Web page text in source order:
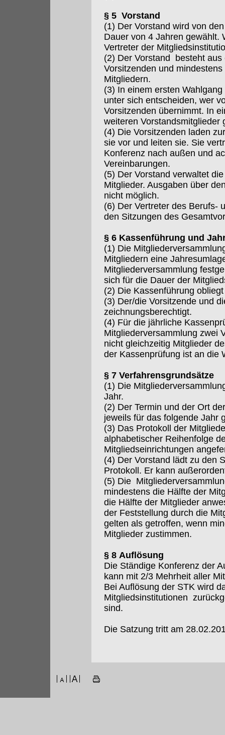
§ 5 Vorstand
(1) Der Vorstand wird von
Dauer von 4 Jahren gewählt.
Vertreter der
(2) Der Vorstand besteht
Vorsitzenden und
Mitgliedern.
(3) In einem ersten
unter sich entscheiden, wer
Vorsitzenden übernimmt. In
weiteren Vorstandsmitglieder
(4) Die Vorsitzenden laden
sie vor und leiten sie. Sie
Konferenz nach außen und
Vereinbarungen.
(5) Der Vorstand verwaltet
Mitglieder. Ausgaben über
nicht möglich.
(6) Der Vertreter des Berufs-
den Sitzungen des
§ 6 Kassenführung und
(1) Die
Mitgliedern eine
Mitgliederversammlung
sich für die Dauer der
(2) Die Kassenführung
(3) Der/die Vorsitzende und
zeichnungsberechtigt.
(4) Für die jährliche
Mitgliederversammlung zwei
nicht gleichzeitig Mitglieder
der Kassenprüfung ist an die
§ 7 Verfahrensgrundsätze
(1) Die
Jahr.
(2) Der Termin und der Ort
jeweils für das folgende Jahr
(3) Das Protokoll der
alphabetischer Reihenfolge
Mitgliedseinrichtungen
(4) Der Vorstand lädt zu den
Protokoll. Er kann
(5) Die
mindestens die Hälfte der
die Hälfte der Mitglieder
der Feststellung durch die
gelten als getroffen, wenn
Mitglieder zustimmen.
§ 8 Auflösung
Die Ständige Konferenz der
kann mit 2/3 Mehrheit aller
Bei Auflösung der STK wird
Mitgliedsinstitutionen
sind.
Die Satzung tritt am